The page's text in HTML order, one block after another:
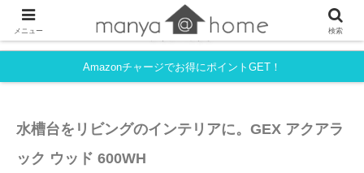
フルタイム共働き・育児中でも、シンプルライフを目指すmanyaさんちの
ライフハック。
Amazonチャージでお得にポイントGET！
水槽台をリビングのインテリアに。GEX アクアラ
ック ウッド 600WH
メニュー 検索